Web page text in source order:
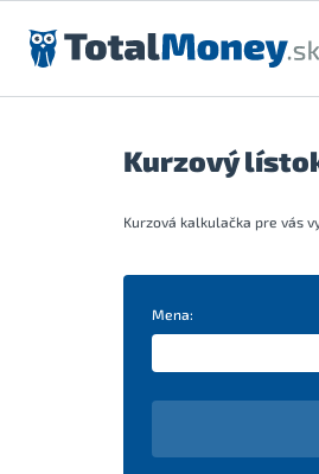
Preskočiť na obsah
Kurzový
Kurzová kalkulačka pre vás
Mena: